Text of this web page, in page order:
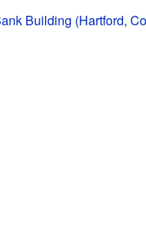
Building (Hartford,